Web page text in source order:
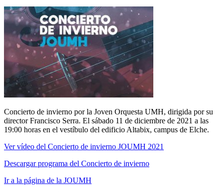
Concierto de invierno por la Joven Orquesta UMH, dirigida por su
director Francisco Serra. El sábado 11 de diciembre de 2021 a las
19:00 horas en el vestíbulo del edificio Altabix, campus de Elche.
Ver vídeo del Concierto de invierno JOUMH 2021
Descargar programa del Concierto de invierno
Ir a la página de la JOUMH